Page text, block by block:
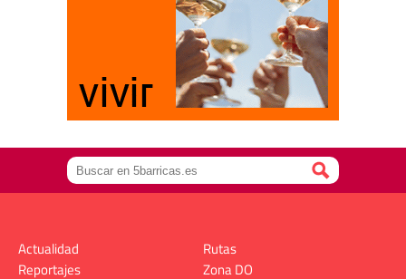
Actualidad
Reportajes
Rutas
Zona DO